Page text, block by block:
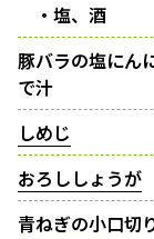
・塩、酒
豚バラの塩にん
で汁
しめじ
おろししょうが
青ねぎの小口切